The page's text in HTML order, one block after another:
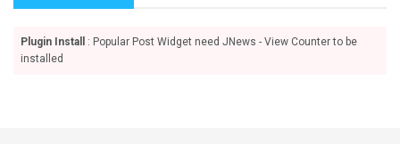
Plugin Install
: Popular Post Widget need JNews - View Counter to be
installed